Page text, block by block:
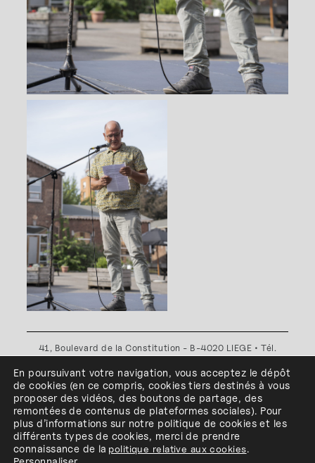
41, Boulevard de la Constitution - B-4020 LIEGE • Tél.
Plan d'accès•Politique de confidentialité•Politique de
cookies•Conditions générales
l'ESA Saint-Luc Liège est membre du
En poursuivant votre navigation, vous acceptez le dépôt
de cookies (en ce compris, cookiestiers destinés à vous
proposer des vidéos, des boutons de partage, des
remontées de contenus de plateformes sociales). Pour
plus d’informations sur notre politique de cookies et les
différents types de cookies, merci de prendre
connaissance de la politique relative aux cookies.